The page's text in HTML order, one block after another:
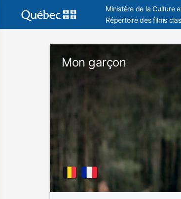
Ministère de la Culture
Répertoire des films
Mon garçon